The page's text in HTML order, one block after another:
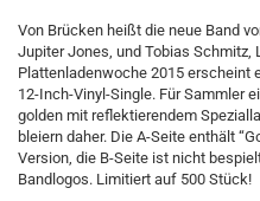
Von Brücken heißt die neue Band
Jupiter Jones, und Tobias Schmitz,
Plattenladenwoche 2015 erscheint
12-Inch-Vinyl-Single. Für Sammler
golden mit reflektierendem
bleiern daher. Die A-Seite enthält
Version, die B-Seite ist nicht
Bandlogos. Limitiert auf 500 Stück!